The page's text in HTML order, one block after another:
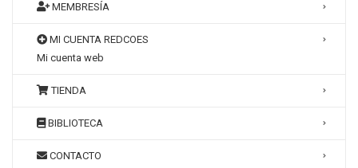
MEMBRESÍA
MI CUENTA REDCOES
Mi cuenta web
TIENDA
BIBLIOTECA
CONTACTO